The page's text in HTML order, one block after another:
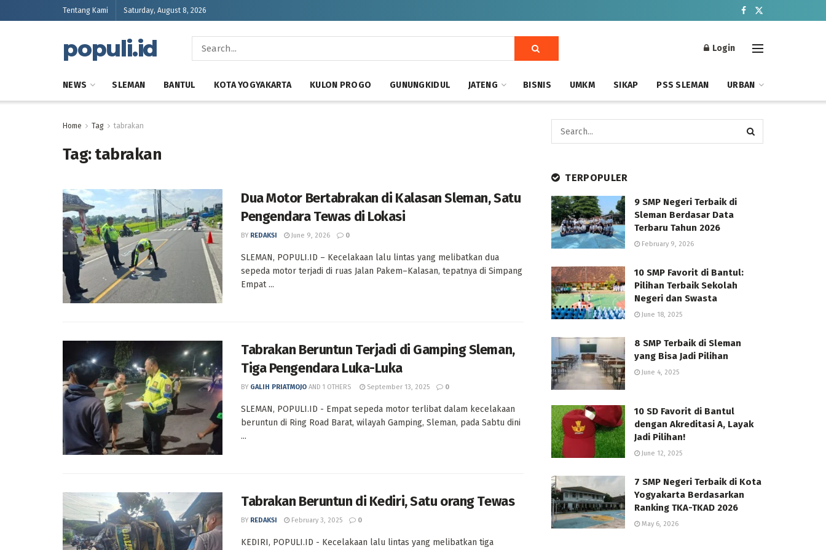
Tentang Kami Saturday, August 8, 2026
populi.id Login
NEWS SLEMAN BANTUL KOTA YOGYAKARTA KULON PROGO GUNUNGKIDUL JATENG BISNIS UMKM SIKAP PSS SLEMAN URBAN
Home Tag tabrakan
Tag:tabrakan
Dua Motor Bertabrakan di Kalasan Sleman, Satu
Pengendara Tewas di Lokasi
BY REDAKSI June 9, 2026 0
SLEMAN, POPULI.ID – Kecelakaan lalu lintas yang melibatkan dua
sepeda motor terjadi di ruas Jalan Pakem–Kalasan, tepatnya di Simpang
Empat ...
Tabrakan Beruntun Terjadi di Gamping Sleman,
Tiga Pengendara Luka-Luka
BY GALIH PRIATMOJO AND 1 OTHERS September 13, 2025 0
SLEMAN, POPULI.ID - Empat sepeda motor terlibat dalam kecelakaan
beruntun di Ring Road Barat, wilayah Gamping, Sleman, pada Sabtu dini
...
Tabrakan Beruntun di Kediri, Satu orang Tewas
BY REDAKSI February 3, 2025 0
KEDIRI, POPULI.ID - Kecelakaan lalu lintas yang melibatkan tiga
TERPOPULER
9 SMP Negeri Terbaik di
Sleman Berdasar Data
Terbaru Tahun 2026
February 9, 2026
10 SMP Favorit di Bantul:
Pilihan Terbaik Sekolah
Negeri dan Swasta
June 18, 2025
8 SMP Terbaik di Sleman
yang Bisa Jadi Pilihan
June 4, 2025
10 SD Favorit di Bantul
dengan Akreditasi A, Layak
Jadi Pilihan!
June 12, 2025
7 SMP Negeri Terbaik di Kota
Yogyakarta Berdasarkan
Ranking TKA-TKAD 2026
May 6, 2026